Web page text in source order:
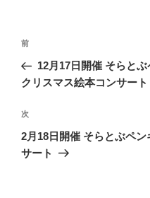
投
ナ
ゲ
ー
シ
前
の
投
前
12月17日開催 そらと
クリスマス絵本コンサート
次
の
投
次
2月18日開催 そらとぶペ
サート